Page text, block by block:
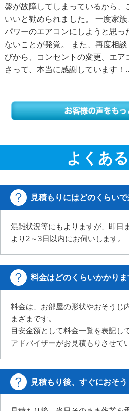
盤が故障してしまっているから
いいと勧められました。 一度家
パワーのエアコンにしようと思
ないことが発覚。 また、再度相
びから、コンセントの変更、エ
さって、本当に感謝しています！
よくあ
見積もりにはどのくらい
混雑状況等にもよりますが、即日
より2～3日以内にお伺いします。
料金はどのくらいかかりま
料金は、お部屋の形状やおそうじ
まざまです。
目安金額として料金一覧を表記し
アドバイザーがお見積もりさせて
見積もり後、すぐにおそ